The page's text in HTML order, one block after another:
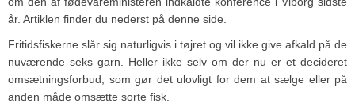
år. Artiklen finder du nederst på denne side.
Fritidsfiskerne slår sig naturligvis i tøjret og vil ikke give afkald på de
nuværende seks garn. Heller ikke selv om der nu er et decideret
omsætningsforbud, som gør det ulovligt for dem at sælge eller på
anden måde omsætte sorte fisk.